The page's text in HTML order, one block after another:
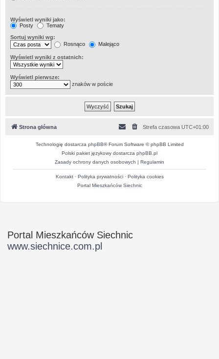
Wyświetl wyniki jako:
Posty
Tematy
Sortuj wyniki wg:
Rosnąco
Malejąco
Wyświetl wyniki z ostatnich:
Wyświetl pierwsze:
znaków w poście
Strona główna Strefa czasowa UTC+01:00
Technologię dostarcza phpBB® Forum Software © phpBB Limited
Polski pakiet językowy dostarcza phpBB.pl
Zasady ochrony danych osobowych | Regulamin
Kontakt· Polityka prywatności· Polityka cookies
Portal Mieszkańców Siechnic
Portal Mieszkańców Siechnic
www.siechnice.com.pl